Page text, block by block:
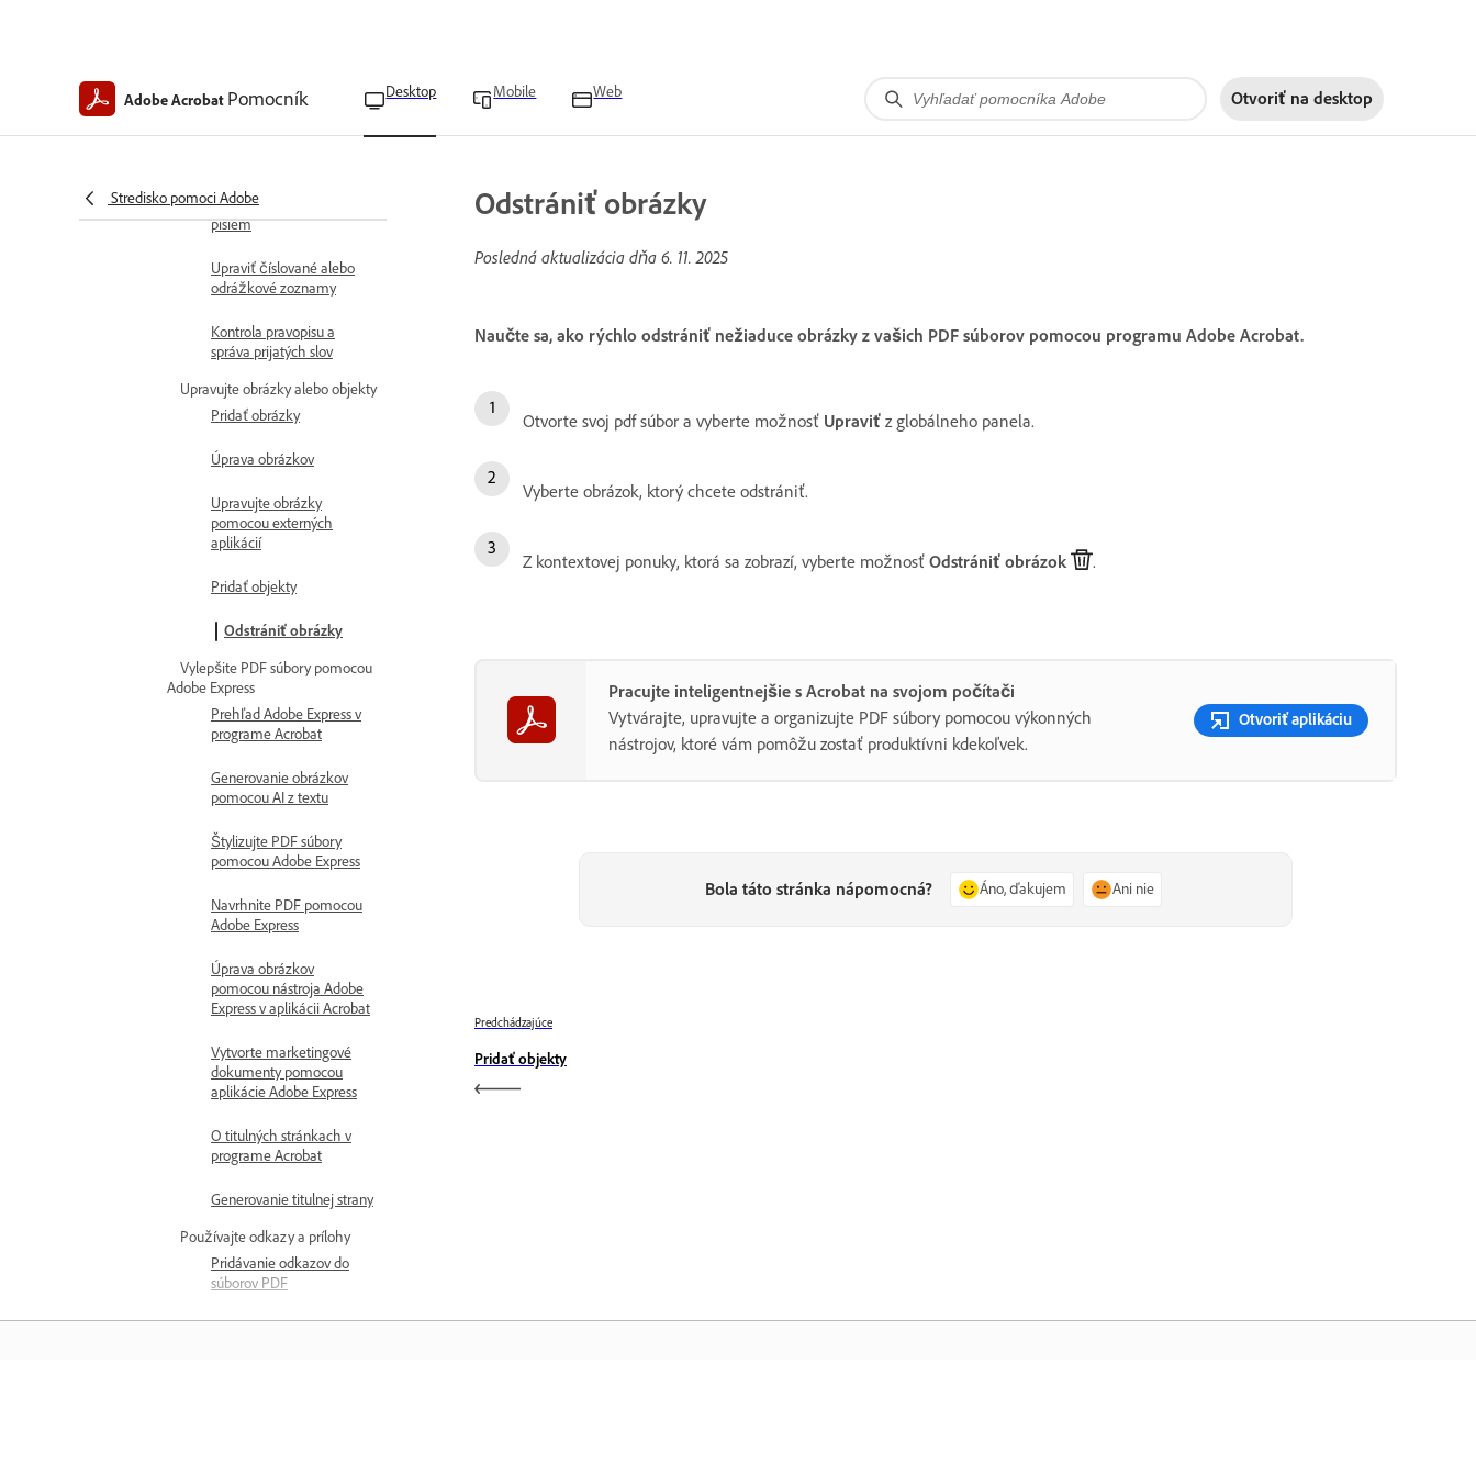
Adobe Acrobat Pomocník Desktop Mobile Web Otvoriť na desktop
Stredisko pomoci AdobeNastavenie predvolených
písiem
Upraviť číslované alebo
odrážkové zoznamy
Kontrola pravopisu a
správa prijatých slov
Upravujte obrázky alebo objekty
Pridať obrázky
Úprava obrázkov
Upravujte obrázky
pomocou externých
aplikácií
Pridať objekty
Odstrániť obrázky
Vylepšite PDF súbory pomocou
Adobe Express
Prehľad Adobe Express v
programe Acrobat
Generovanie obrázkov
pomocou AI z textu
Štylizujte PDF súbory
pomocou Adobe Express
Navrhnite PDF pomocou
Adobe Express
Úprava obrázkov
pomocou nástroja Adobe
Express v aplikácii Acrobat
Vytvorte marketingové
dokumenty pomocou
aplikácie Adobe Express
O titulných stránkach v
programe Acrobat
Generovanie titulnej strany
Používajte odkazy a prílohy
Pridávanie odkazov do
súborov PDF
Pridanie príloh do
Odstrániť obrázky
Posledná aktualizácia dňa 6. 11. 2025
Naučte sa, ako rýchlo odstrániť nežiaduce obrázky z vašich PDF súborov pomocou programu Adobe Acrobat.
Otvorte svoj pdf súbor a vyberte možnosť Upraviť z globálneho panela.
Vyberte obrázok, ktorý chcete odstrániť.
Z kontextovej ponuky, ktorá sa zobrazí, vyberte možnosť Odstrániť obrázok .
Pracujte inteligentnejšie s Acrobat na svojom počítači
Vytvárajte, upravujte a organizujte PDF súbory pomocou výkonných
nástrojov, ktoré vám pomôžu zostať produktívni kdekoľvek.
Otvoriť aplikáciu
Bola táto stránka nápomocná? Áno, ďakujem Ani nie
Predchádzajúce
Pridať objekty